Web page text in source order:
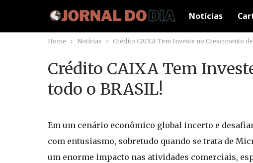
Notícias
Home Notícias Crédito CAIXA Tem Investe no Crescimento
Crédito CAIXA Tem
todo o BRASIL!
Em um cenário econômico global incerto e
com entusiasmo, sobretudo quando se trata de
um enorme impacto nas atividades comerciais,